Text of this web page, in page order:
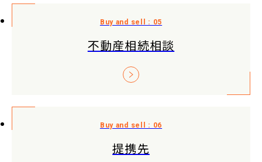
不動産相続相談
提携先